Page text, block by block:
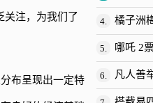
关注，为我们了
布呈现出一定特
4. 橘子洲
5. 哪吒 2
6. 凡人善